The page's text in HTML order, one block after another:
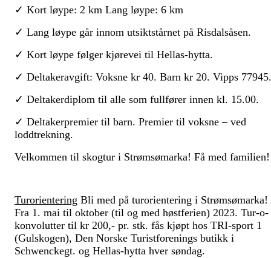
✓ Kort løype: 2 km Lang løype: 6 km
✓ Lang løype går innom utsiktstårnet på Risdalsåsen.
✓ Kort løype følger kjørevei til Hellas-hytta.
✓ Deltakeravgift: Voksne kr 40. Barn kr 20. Vipps
✓ Deltakerdiplom til alle som fullfører innen kl. 15.00.
✓ Deltakerpremier til barn. Premier til voksne – ved
loddtrekning.
Velkommen til skogtur i Strømsømarka! Få med
Turorientering Bli med på turorientering i Strømsømarka!
Fra 1. mai til oktober (til og med høstferien) 2023. Tur-o-
konvolutter til kr 200,- pr. stk. fås kjøpt hos TRI-sport 1
(Gulskogen), Den Norske Turistforenings butikk i
Schwenckegt. og Hellas-hytta hver søndag.